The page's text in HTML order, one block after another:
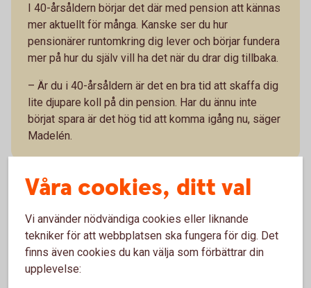
I 40-årsåldern börjar det där med pension att kännas
mer aktuellt för många. Kanske ser du hur
pensionärer runtomkring dig lever och börjar fundera
mer på hur du själv vill ha det när du drar dig tillbaka.
– Är du i 40-årsåldern är det en bra tid att skaffa dig
lite djupare koll på din pension. Har du ännu inte
börjat spara är det hög tid att komma igång nu, säger
Madelén.
Snabba tips
Se till att få tjänstepension eller att bli
Våra cookies, ditt val
Vi använder nödvändiga cookies eller liknande
tekniker för att webbplatsen ska fungera för dig. Det
finns även cookies du kan välja som förbättrar din
upplevelse: